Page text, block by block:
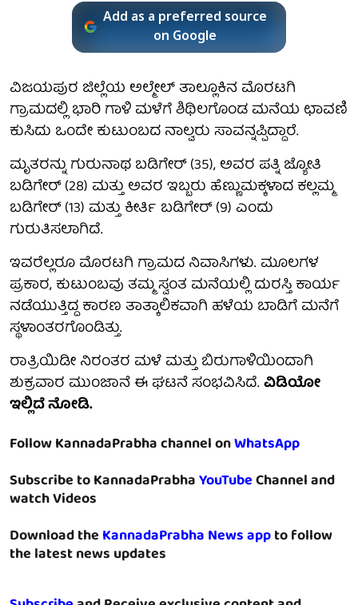
Add as a preferred source
on Google
ವಿಜಯಪುರ ಜಿಲ್ಲೆಯ ಅಲ್ಮೇಲ್ ತಾಲ್ಲೂಕಿನ ಮೊರಟಗಿ
ಗ್ರಾಮದಲ್ಲಿ ಭಾರಿ ಗಾಳಿ ಮಳೆಗೆ ಶಿಥಿಲಗೊಂಡ ಮನೆಯ ಛಾವಣಿ
ಕುಸಿದು ಒಂದೇ ಕುಟುಂಬದ ನಾಲ್ವರು ಸಾವನ್ನಪ್ಪಿದ್ದಾರೆ.
ಮೃತರನ್ನು ಗುರುನಾಥ ಬಡಿಗೇರ್ (35), ಅವರ ಪತ್ನಿ ಜ್ಯೋತಿ
ಬಡಿಗೇರ್ (28) ಮತ್ತು ಅವರ ಇಬ್ಬರು ಹೆಣ್ಣುಮಕ್ಕಳಾದ ಕಲ್ಲಮ್ಮ
ಬಡಿಗೇರ್ (13) ಮತ್ತು ಕೀರ್ತಿ ಬಡಿಗೇರ್ (9) ಎಂದು
ಗುರುತಿಸಲಾಗಿದೆ.
ಇವರೆಲ್ಲರೂ ಮೊರಟಗಿ ಗ್ರಾಮದ ನಿವಾಸಿಗಳು. ಮೂಲಗಳ
ಪ್ರಕಾರ, ಕುಟುಂಬವು ತಮ್ಮ ಸ್ವಂತ ಮನೆಯಲ್ಲಿ ದುರಸ್ತಿ ಕಾರ್ಯ
ನಡೆಯುತ್ತಿದ್ದ ಕಾರಣ ತಾತ್ಕಾಲಿಕವಾಗಿ ಹಳೆಯ ಬಾಡಿಗೆ ಮನೆಗೆ
ಸ್ಥಳಾಂತರಗೊಂಡಿತ್ತು.
ರಾತ್ರಿಯಿಡೀ ನಿರಂತರ ಮಳೆ ಮತ್ತು ಬಿರುಗಾಳಿಯಿಂದಾಗಿ
ಶುಕ್ರವಾರ ಮುಂಜಾನೆ ಈ ಘಟನೆ ಸಂಭವಿಸಿದೆ.ವಿಡಿಯೋ
ಇಲ್ಲಿದೆ ನೋಡಿ.
Follow KannadaPrabha channel onWhatsApp
Subscribe to KannadaPrabhaYouTubeChannel and
watch Videos
Download theKannadaPrabha News appto follow
the latest news updates